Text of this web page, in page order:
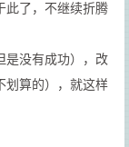
此了，不继续折腾
是没有成功），改
划算的），就这样